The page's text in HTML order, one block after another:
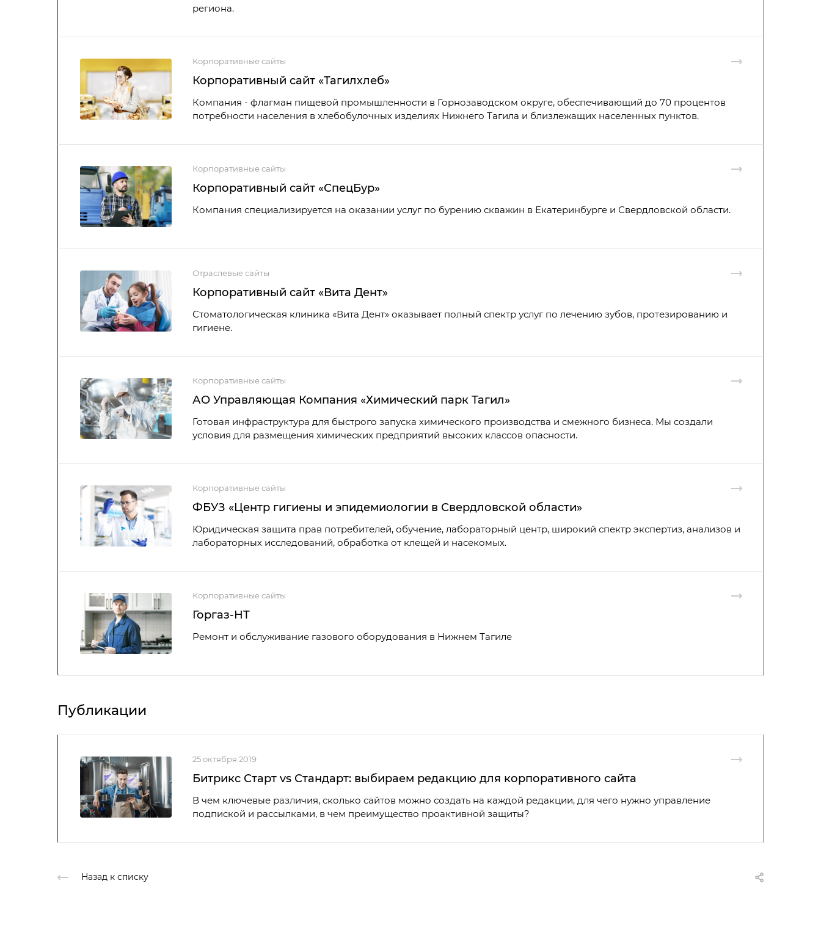
региона.
Корпоративные сайты
Корпоративный сайт «Тагилхлеб»
Компания - флагман пищевой промышленности в Горнозаводском округе, обеспечивающий до 70 процентов
потребности населения в хлебобулочных изделиях Нижнего Тагила и близлежащих населенных пунктов.
Корпоративные сайты
Корпоративный сайт «СпецБур»
Компания специализируется на оказании услуг по бурению скважин в Екатеринбурге и Свердловской области.
Отраслевые сайты
Корпоративный сайт «Вита Дент»
Стоматологическая клиника «Вита Дент» оказывает полный спектр услуг по лечению зубов, протезированию и
гигиене.
Корпоративные сайты
АО Управляющая Компания «Химический парк Тагил»
Готовая инфраструктура для быстрого запуска химического производства и смежного бизнеса. Мы создали
условия для размещения химических предприятий высоких классов опасности.
Корпоративные сайты
ФБУЗ «Центр гигиены и эпидемиологии в Свердловской области»
Юридическая защита прав потребителей, обучение, лабораторный центр, широкий спектр экспертиз, анализов и
лабораторных исследований, обработка от клещей и насекомых.
Корпоративные сайты
Горгаз-НТ
Ремонт и обслуживание газового оборудования в Нижнем Тагиле
Публикации
25 октября 2019
Битрикс Старт vs Стандарт: выбираем редакцию для корпоративного сайта
В чем ключевые различия, сколько сайтов можно создать на каждой редакции, для чего нужно управление
подпиской и рассылками, в чем преимущество проактивной защиты?
Назад к списку